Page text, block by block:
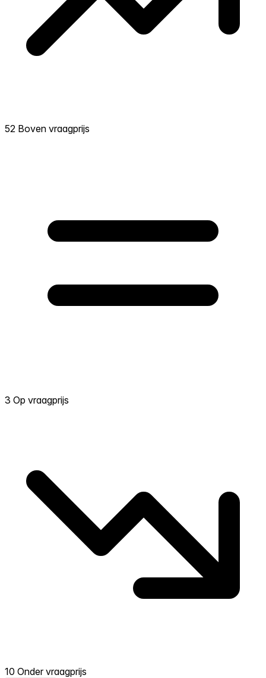
52 Boven vraagprijs
3 Op vraagprijs
10 Onder vraagprijs